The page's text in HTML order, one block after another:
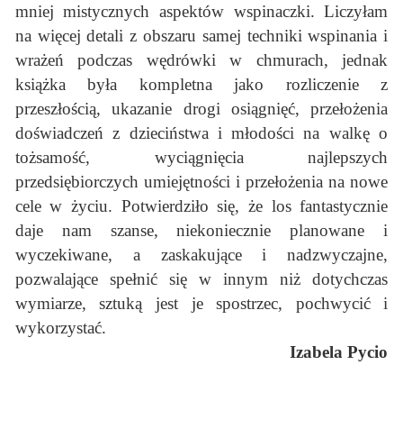
mniej mistycznych aspektów wspinaczki. Liczyłam
na więcej detali z obszaru samej techniki wspinania i
wrażeń podczas wędrówki w chmurach, jednak
książka była kompletna jako rozliczenie z
przeszłością, ukazanie drogi osiągnięć, przełożenia
doświadczeń z dzieciństwa i młodości na walkę o
tożsamość, wyciągnięcia najlepszych
przedsiębiorczych umiejętności i przełożenia na nowe
cele w życiu. Potwierdziło się, że los fantastycznie
daje nam szanse, niekoniecznie planowane i
wyczekiwane, a zaskakujące i nadzwyczajne,
pozwalające spełnić się w innym niż dotychczas
wymiarze, sztuką jest je spostrzec, pochwycić i
wykorzystać.
Izabela Pycio